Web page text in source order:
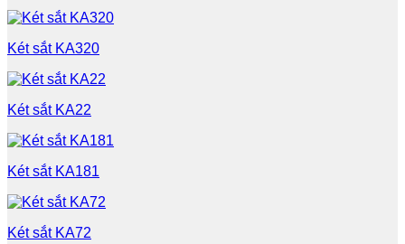
Két sắt KA320
Két sắt KA22
Két sắt KA181
Két sắt KA72